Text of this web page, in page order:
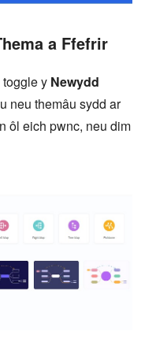
a Ffefrir
y Newydd
neu themâu sydd ar
ôl eich pwnc, neu dim